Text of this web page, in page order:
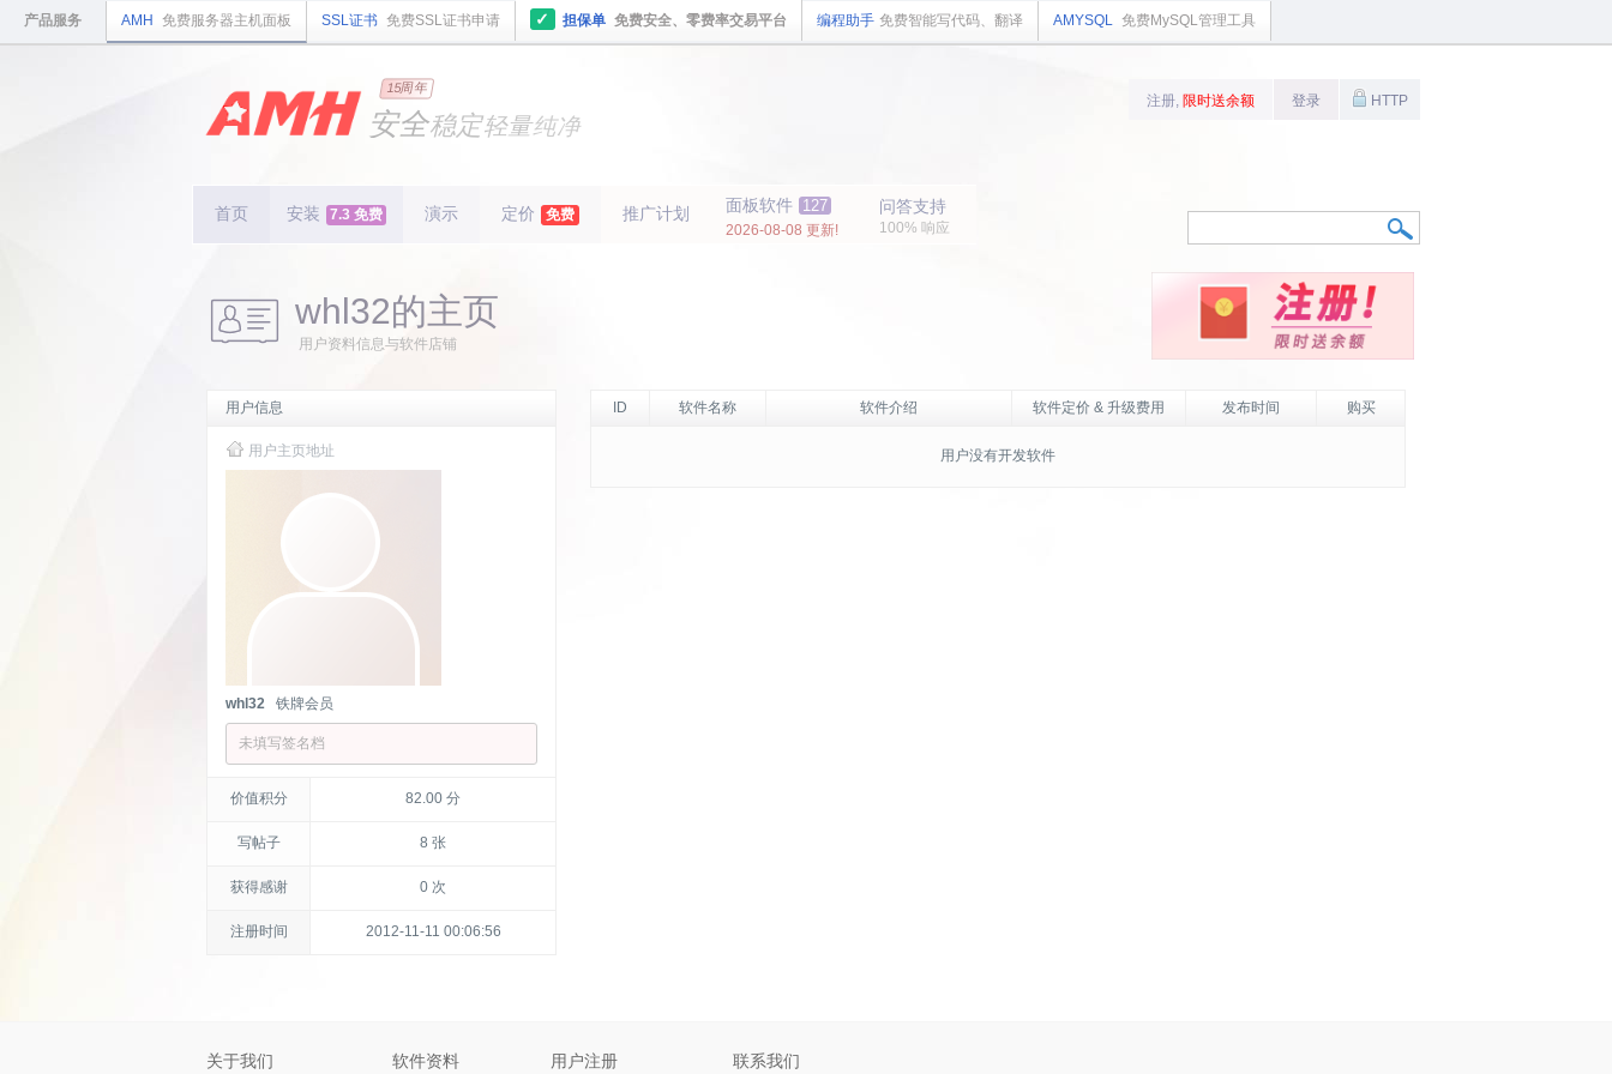
产品服务 AMH 免费服务器主机面板 SSL证书 免费SSL证书申请 ✓ 担保单 免费安全、零费率交易平台 编程助手 免费智能写代码、翻译 AMYSQL 免费MySQL管理工具
15周年
国内领先
安全稳定轻量纯净
首页 安装 7.3 免费 演示 定价 免费 推广计划 面板软件 127
2026-08-08 更新!
问答支持
100% 响应
注册, 限时送余额 登录 HTTP
whl32的主页
用户资料信息与软件店铺
用户信息
用户主页地址
whl32 铁牌会员
未填写签名档
价值积分 82.00 分
写帖子 8 张
获得感谢 0 次
注册时间 2012-11-11 00:06:56
ID 软件名称 软件介绍 软件定价 & 升级费用 发布时间 购买
用户没有开发软件
关于我们 软件资料 用户注册 联系我们